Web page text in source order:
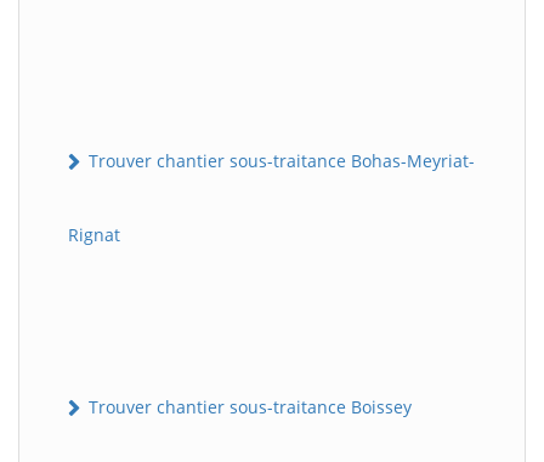
Trouver chantier sous-traitance Bohas-Meyriat-
Rignat
Trouver chantier sous-traitance Boissey